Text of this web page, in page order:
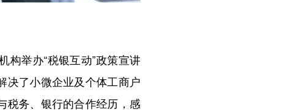
举办“税银互动”政策宣讲
决了小微企业及个体工商户
税务、银行的合作经历，感